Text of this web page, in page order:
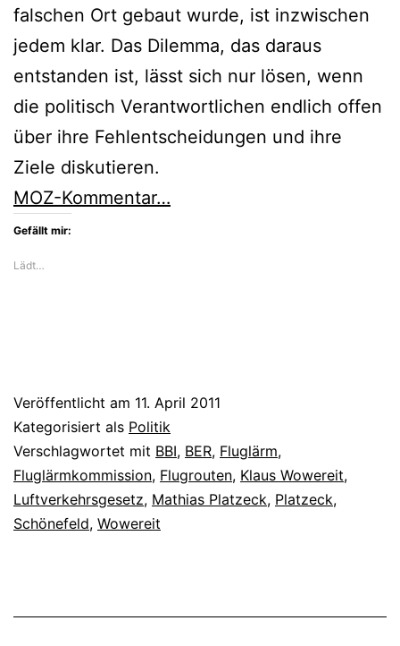
falschen Ort gebaut wurde, ist inzwischen
jedem klar. Das Dilemma, das daraus
entstanden ist, lässt sich nur lösen, wenn
die politisch Verantwortlichen endlich offen
über ihre Fehlentscheidungen und ihre
Ziele diskutieren.
MOZ-Kommentar…
Gefällt mir:
Lädt…
Veröffentlicht am 11. April 2011
Kategorisiert als Politik
Verschlagwortet mit BBI, BER, Fluglärm,
Fluglärmkommission, Flugrouten, Klaus Wowereit,
Luftverkehrsgesetz, Mathias Platzeck, Platzeck,
Schönefeld, Wowereit